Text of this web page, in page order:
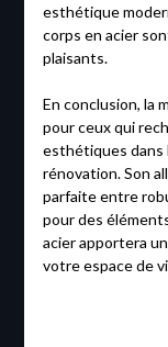
esthétique
corps en acier
plaisants.
En conclusion, la
pour ceux qui
esthétiques dans
rénovation. Son
parfaite entre
pour des
acier apportera
votre espace de